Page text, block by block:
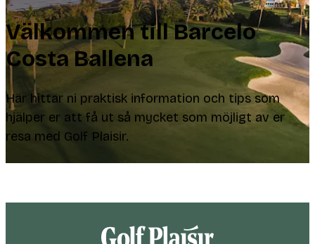
Välkommen till Barcelo
Costa Ballena
Här hittar ni praktisk information och tips som
hjälper er att få ut så mycket som möjligt av er
resa med Golf Plaisir.